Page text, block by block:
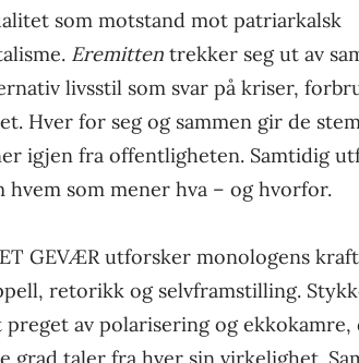
som motstand mot patriarkalsk
Eremitten trekker seg ut av
livsstil som svar på kriser,
Hver for seg og sammen gir de
igjen fra offentligheten. Samtidig
som mener hva – og hvorfor.
ET GEVÆR utforsker monologens kraft
retorikk og selvframstilling.
av polarisering og ekkokamre,